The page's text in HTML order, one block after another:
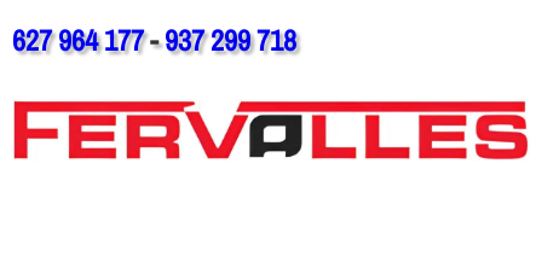
627 964 177-937 299 718